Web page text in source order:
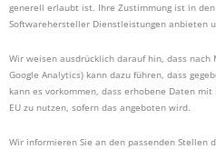
generell erlaubt ist. Ihre Zustimmung ist in
Softwarehersteller Dienstleistungen anbieten
Wir weisen ausdrücklich darauf hin, dass
Google Analytics) kann dazu führen, dass
kann es vorkommen, dass erhobene Daten
EU zu nutzen, sofern das angeboten wird.
Wir informieren Sie an den passenden